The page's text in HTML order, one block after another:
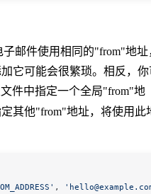
邮件使用相同的"from"地址
它可能会很繁琐。相反，
件中指定一个全局"from"地
其他"from"地址，将使用此
,